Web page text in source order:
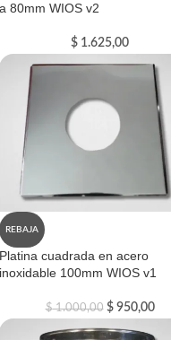
a 80mm WIOS v2
$ 1.625,00
REBAJA
Platina cuadrada en acero
inoxidable 100mm WIOS v1
$1.000,00 $950,00